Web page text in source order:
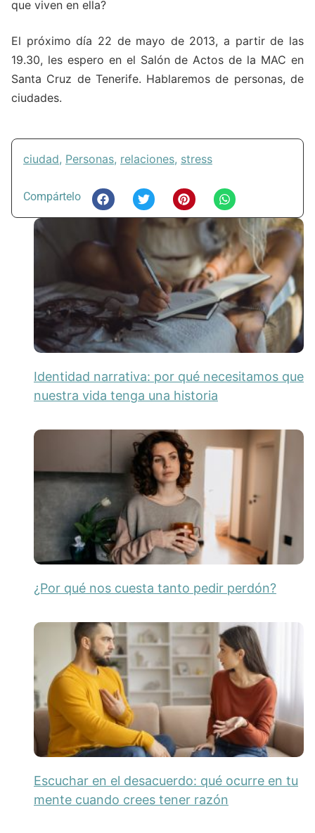
que viven en ella?
El próximo día 22 de mayo de 2013, a partir de las
19.30, les espero en el Salón de Actos de la MAC en
Santa Cruz de Tenerife. Hablaremos de personas, de
ciudades.
ciudad, Personas, relaciones, stress
Compártelo
Identidad narrativa: por qué necesitamos que
nuestra vida tenga una historia
¿Por qué nos cuesta tanto pedir perdón?
Escuchar en el desacuerdo: qué ocurre en tu
mente cuando crees tener razón